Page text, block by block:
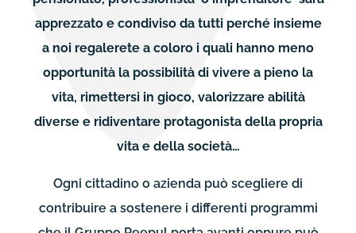
apprezzato e condiviso da tutti perché insieme
a noi regalerete a coloro i quali hanno meno
opportunità la possibilità di vivere a pieno la
vita, rimettersi in gioco, valorizzare abilità
diverse e ridiventare protagonista della propria
vita e della società…
Ogni cittadino o azienda può scegliere di
contribuire a sostenere i differenti programmi